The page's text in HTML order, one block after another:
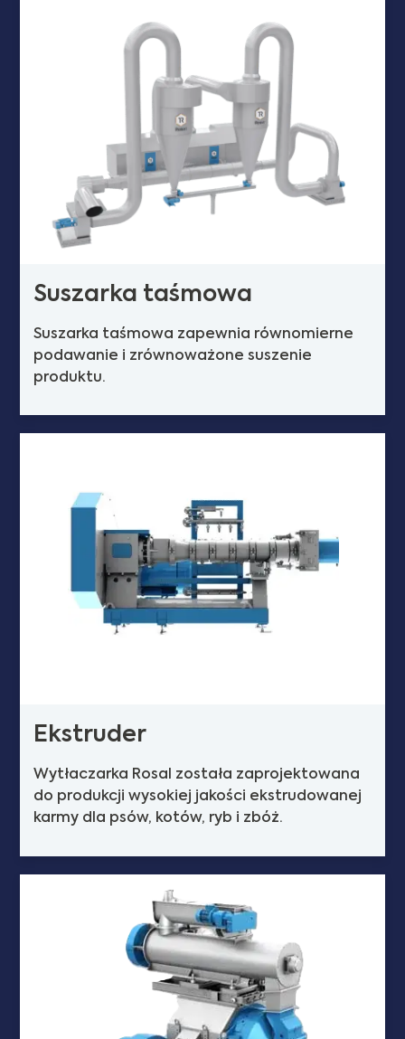
Suszarka taśmowa
Suszarka taśmowa zapewnia równomierne
podawanie i zrównoważone suszenie
produktu.
Ekstruder
Wytłaczarka Rosal została zaprojektowana
do produkcji wysokiej jakości ekstrudowanej
karmy dla psów, kotów, ryb i zbóż.